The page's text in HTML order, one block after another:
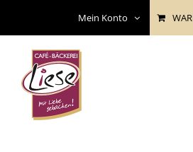
content
Mein Konto